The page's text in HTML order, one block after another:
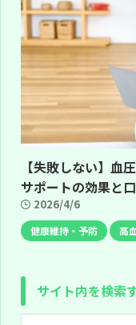
【失敗しない】血
サポートの効果と
2026/4/6
健康維持・予防 高
サイト内を検索